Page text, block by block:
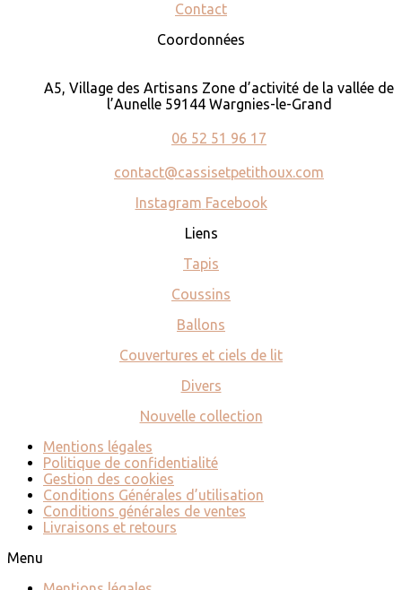
Contact
Coordonnées
A5, Village des Artisans Zone d’activité de la vallée de
l’Aunelle 59144 Wargnies-le-Grand
06 52 51 96 17
contact@cassisetpetithoux.com
Instagram Facebook
Liens
Tapis
Coussins
Ballons
Couvertures et ciels de lit
Divers
Nouvelle collection
Mentions légales
Politique de confidentialité
Gestion des cookies
Conditions Générales d’utilisation
Conditions générales de ventes
Livraisons et retours
Menu